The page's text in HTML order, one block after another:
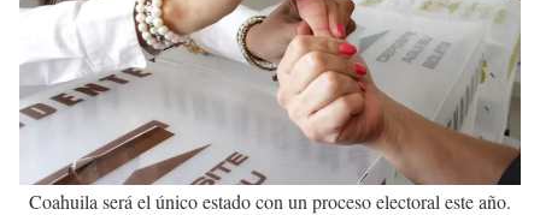
Coahuila será el único estado con un proceso electoral este año.